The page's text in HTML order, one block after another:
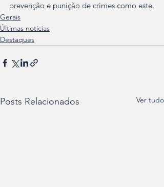
prevenção e punição de crimes como este.
Gerais
Últimas notícias
Destaques
Posts Relacionados Ver tudo